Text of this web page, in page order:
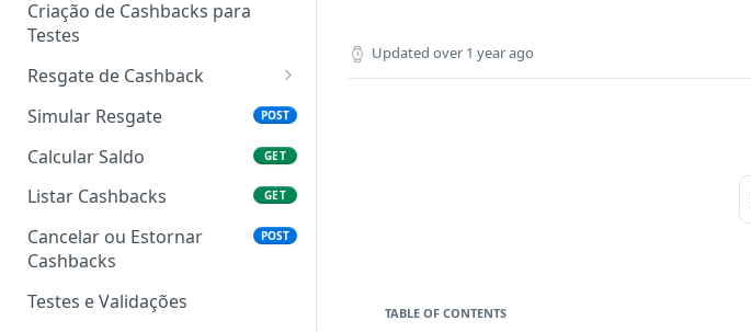
Criação de Cashbacks para
Testes
Resgate de Cashback
Lock
POST
Commit POST
Rollback POST
Simular Resgate POST
Calcular Saldo GET
Listar Cashbacks GET
Cancelar ou Estornar
Cashbacks
POST
Testes e Validações
Updated over 1 year ago
TABLE OF CONTENTS